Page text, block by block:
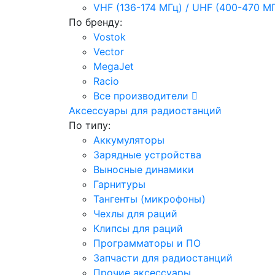
VHF (136-174 МГц) / UHF (400-470
По бренду:
Vostok
Vector
MegaJet
Racio
Все производители
Аксессуары для радиостанций
По типу:
Аккумуляторы
Зарядные устройства
Выносные динамики
Гарнитуры
Тангенты (микрофоны)
Чехлы для раций
Клипсы для раций
Программаторы и ПО
Запчасти для радиостанций
Прочие аксессуары